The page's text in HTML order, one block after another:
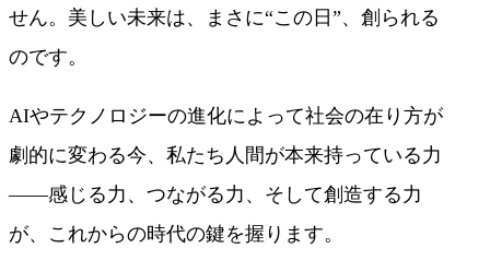
せん。美しい未来は、まさに“この日”、創られる
のです。
AIやテクノロジーの進化によって社会の在り方が
劇的に変わる今、私たち人間が本来持っている力
――感じる力、つながる力、そして創造する力
が、これからの時代の鍵を握ります。